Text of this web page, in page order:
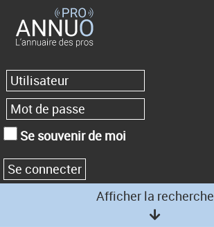
Se souvenir de moi
Afficher la recherche